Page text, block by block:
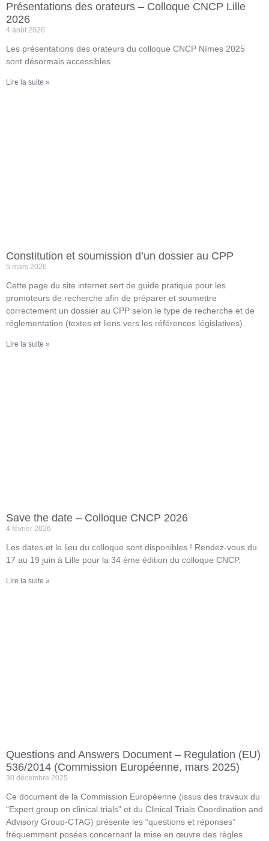
Présentations des orateurs – Colloque CNCP Lille
2026
4 août 2026
Les présentations des orateurs du colloque CNCP Nîmes 2025
sont désormais accessibles
Lire la suite »
Constitution et soumission d’un dossier au CPP
5 mars 2026
Cette page du site internet sert de guide pratique pour les
promoteurs de recherche afin de préparer et soumettre
correctement un dossier au CPP selon le type de recherche et de
réglementation (textes et liens vers les références législatives).
Lire la suite »
Save the date – Colloque CNCP 2026
4 février 2026
Les dates et le lieu du colloque sont disponibles ! Rendez-vous du
17 au 19 juin à Lille pour la 34 ème édition du colloque CNCP.
Lire la suite »
Questions and Answers Document – Regulation (EU)
536/2014 (Commission Européenne, mars 2025)
30 décembre 2025
Ce document de la Commission Européenne (issus des travaux du
“Expert group on clinical trials” et du Clinical Trials Coordination and
Advisory Group-CTAG) présente les “questions et réponses”
fréquemment posées concernant la mise en œuvre des règles